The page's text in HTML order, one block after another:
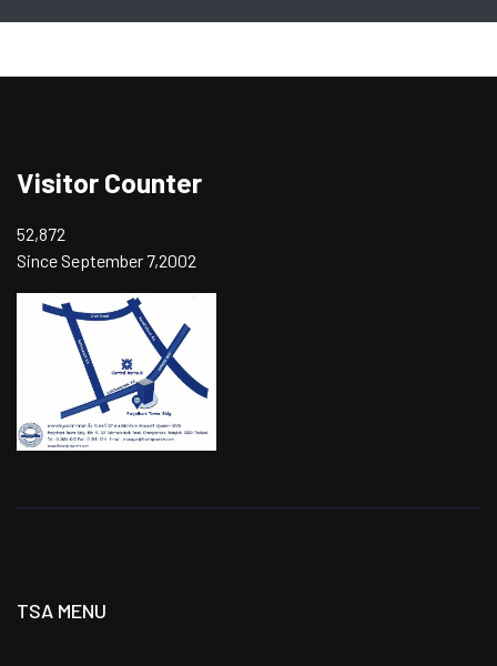
Visitor Counter
52,872
Since September 7,2002
TSA MENU